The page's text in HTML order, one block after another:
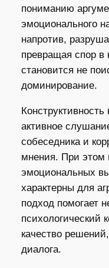
пониманию
эмоционального
напротив,
превращая спор в
становится не
доминирование.
активное
собеседника и
мнения. При этом
эмоциональных
характерны для
подход помогает
психологический
качество
диалога.